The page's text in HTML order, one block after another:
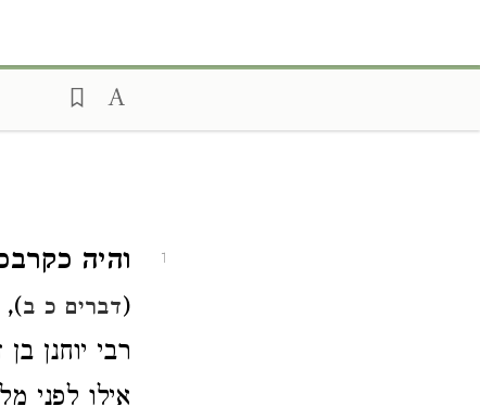
1
והיה
(דברים כ ב),
רבי יוחנן
אילו לפני